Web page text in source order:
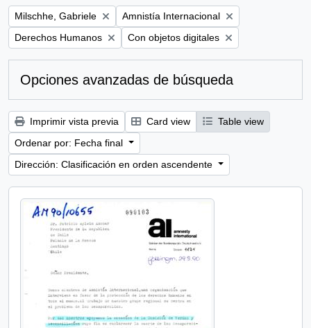
Remove filter:
Milschhe, Gabriele Remove filter:
Amnistía Internacional
Remove filter:
Derechos Humanos Remove filter:
Con objetos digitales
Opciones avanzadas de búsqueda
Imprimir vista previa Card view
Table view
Ordenar por: Fecha final
Dirección: Clasificación en orden ascendente